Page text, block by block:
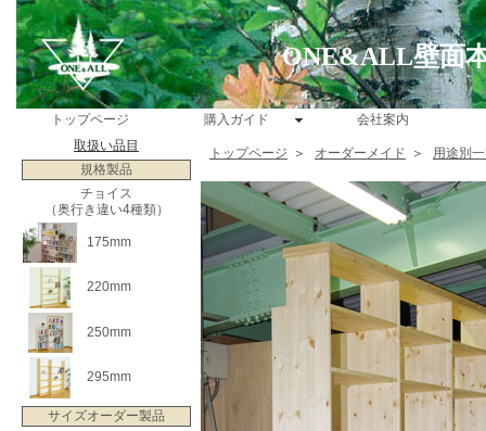
ONE&ALL壁面
トップページ 購入ガイド
会社案内
取扱い品目
規格製品
チョイス
（奥行き違い4種類）
175mm
220mm
250mm
295mm
サイズオーダー製品
トップページ ＞ オーダーメイド ＞ 用途別